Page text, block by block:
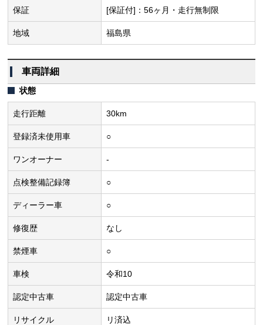
保証 [保証付]：56ヶ月・走行無制限
地域 福島県
車両詳細
状態
走行距離 30km
登録済未使用車 ○
ワンオーナー -
点検整備記録簿 ○
ディーラー車 ○
修復歴 なし
禁煙車 ○
車検 令和10
認定中古車 認定中古車
リサイクル リ済込